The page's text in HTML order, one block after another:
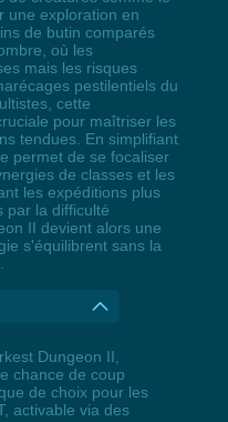
une exploration en
de butin comparés
où les
mais les risques
pestilentiels du
cette
pour maîtriser les
tendues. En simplifiant
permet de se focaliser
de classes et les
les expéditions plus
par la difficulté
II devient alors une
s'équilibrent sans la
Dungeon II,
chance de coup
de choix pour les
activable via des